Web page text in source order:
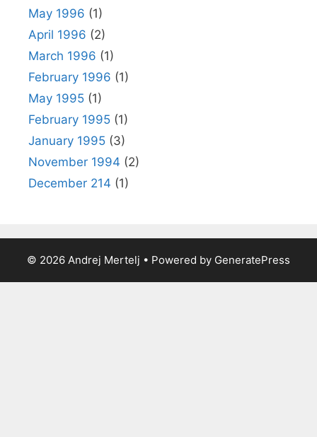
May 1996 (1)
April 1996 (2)
March 1996 (1)
February 1996 (1)
May 1995 (1)
February 1995 (1)
January 1995 (3)
November 1994 (2)
December 214 (1)
© 2026 Andrej Mertelj • Powered by GeneratePress